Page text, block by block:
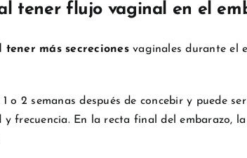
tener flujo vaginal en el
más secrecionesvaginales durante el
o 2 semanas después de concebir y puede
y frecuencia. En la recta final del embarazo,